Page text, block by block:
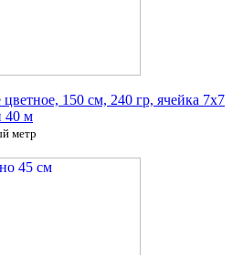
150 см, 240 гр, ячейка 7х7
40 м
метр